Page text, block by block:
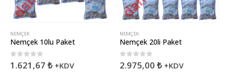
NEMÇEK
Nemçek 10lu Paket
0 5 üzerinden
1.621,67 ₺ +KDV
NEMÇEK
Nemçek 20li Paket
0 5 üzerinden
2.975,00 ₺ +KDV